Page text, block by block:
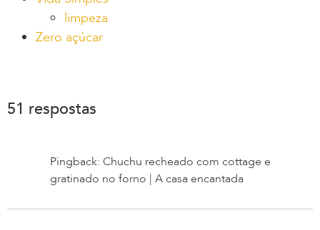
limpeza
Zero açúcar
51 respostas
Pingback: Chuchu recheado com cottage e
gratinado no forno | A casa encantada